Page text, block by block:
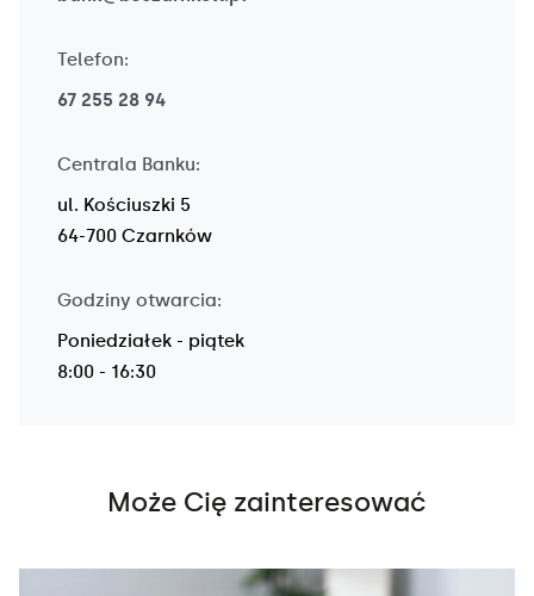
Telefon:
67 255 28 94
Centrala Banku:
ul. Kościuszki 5
64-700 Czarnków
Godziny otwarcia:
Poniedziałek - piątek
8:00 - 16:30
Może Cię zainteresować